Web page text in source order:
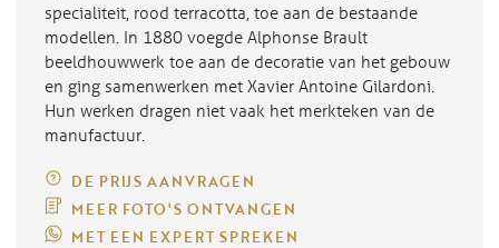
specialiteit, rood terracotta, toe aan de bestaande
modellen. In 1880 voegde Alphonse Brault
beeldhouwwerk toe aan de decoratie van het gebouw
en ging samenwerken met Xavier Antoine Gilardoni.
Hun werken dragen niet vaak het merkteken van de
manufactuur.
DE PRIJS AANVRAGEN
MEER FOTO'S ONTVANGEN
MET EEN EXPERT SPREKEN